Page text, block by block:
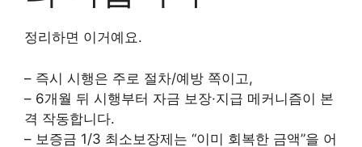
정리하면 이거예요.
– 즉시 시행은 주로 절차/예방 쪽이고,
– 6개월 뒤 시행부터 자금 보장·지급 메커니즘이 본
격 작동합니다.
– 보증금 1/3 최소보장제는 “이미 회복한 금액”을 어